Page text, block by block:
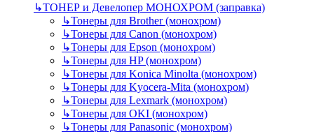
↳ТОНЕР и Девелопер МОНОХРОМ (заправка)
↳Тонеры для Brother (монохром)
↳Тонеры для Canon (монохром)
↳Тонеры для Epson (монохром)
↳Тонеры для HP (монохром)
↳Тонеры для Konica Minolta (монохром)
↳Тонеры для Kyocera-Mita (монохром)
↳Тонеры для Lexmark (монохром)
↳Тонеры для OKI (монохром)
↳Тонеры для Panasonic (монохром)